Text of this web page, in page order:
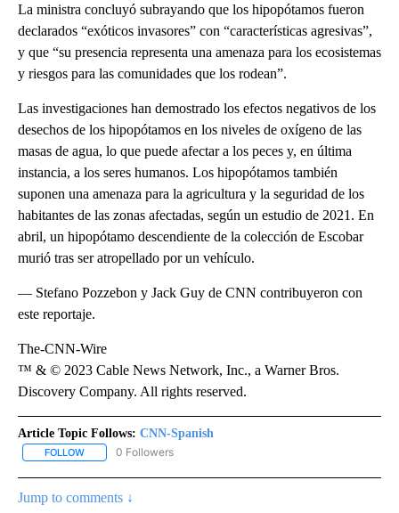
La ministra concluyó subrayando que los hipopótamos fueron
declarados “exóticos invasores” con “características agresivas”,
y que “su presencia representa una amenaza para los ecosistemas
y riesgos para las comunidades que los rodean”.
Las investigaciones han demostrado los efectos negativos de los
desechos de los hipopótamos en los niveles de oxígeno de las
masas de agua, lo que puede afectar a los peces y, en última
instancia, a los seres humanos. Los hipopótamos también
suponen una amenaza para la agricultura y la seguridad de los
habitantes de las zonas afectadas, según un estudio de 2021. En
abril, un hipopótamo descendiente de la colección de Escobar
murió tras ser atropellado por un vehículo.
— Stefano Pozzebon y Jack Guy de CNN contribuyeron con
este reportaje.
The-CNN-Wire
™ & © 2023 Cable News Network, Inc., a Warner Bros.
Discovery Company. All rights reserved.
Article Topic Follows: CNN-Spanish
FOLLOW FOLLOW "CNN-SPANISH" TO RECEIVE NOTIFICATIONS ABOUT
0 Followers
Jump to comments ↓